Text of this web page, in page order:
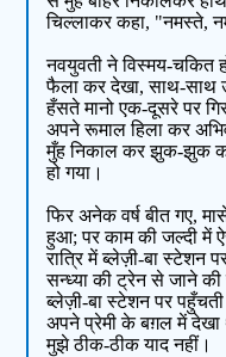
चिल्लाकर कहा, "नमस्ते,
नवयुवती ने विस्मय-चकित
फैला कर देखा, साथ-साथ
हँसते मानो एक-दूसरे पर
अपने रूमाल हिला कर
मुँह निकाल कर झुक-झुक
हो गया।
फिर अनेक वर्ष बीत गए,
हुआ; पर काम की जल्दी में
रात्रि में ब्लेज़ी-बा स्टेशन
सन्ध्या की ट्रेन से जाने
ब्लेज़ी-बा स्टेशन पर
अपने प्रेमी के बग़ल में देखा
मुझे ठीक-ठीक याद नहीं।